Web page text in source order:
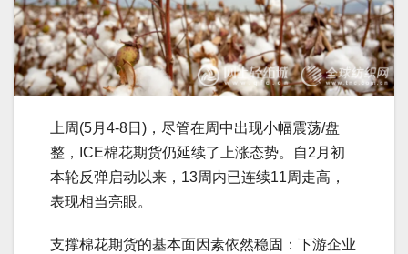
上周(5月4-8日)，尽管在周中出现小幅震荡/盘
整，ICE棉花期货仍延续了上涨态势。自2月初
本轮反弹启动以来，13周内已连续11周走高，
表现相当亮眼。
支撑棉花期货的基本面因素依然稳固：下游企业